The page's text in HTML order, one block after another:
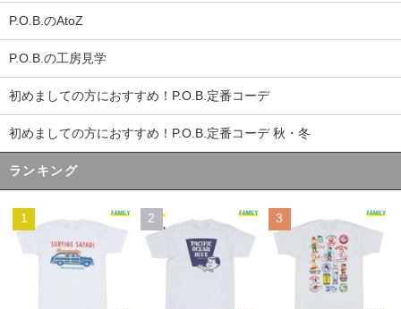
P.O.B.のAtoZ
P.O.B.の工房見学
初めましての方におすすめ！P.O.B.定番コーデ
初めましての方におすすめ！P.O.B.定番コーデ 秋・冬
ランキング
1 2 3